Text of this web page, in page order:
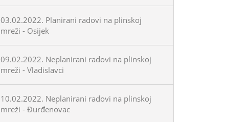
03.02.2022. Planirani radovi na plinskoj
mreži - Osijek
09.02.2022. Neplanirani radovi na plinskoj
mreži - Vladislavci
10.02.2022. Neplanirani radovi na plinskoj
mreži - Đurđenovac